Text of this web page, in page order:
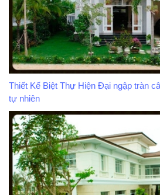
Thiết Kế Biệt Thự Hiện Đại ngập tràn
tự nhiên